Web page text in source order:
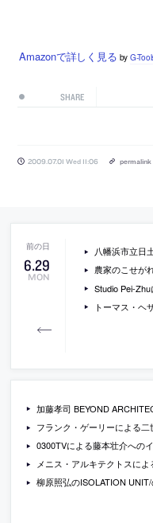
Amazonで詳しく見る by G-
SHARE
2009.07.01 Wed 11:06 permalink
6.29
MON
八幡浜市立日土小学校改
農家のこせがれによるレ
Studio Pei-
トーマス・ヘ
加藤孝司 BEYOND
フランク・ゲーリーによる
0300TVによる藤本壮介への
メニス・アルキテクトスによ
柳原照弘のISOLATION